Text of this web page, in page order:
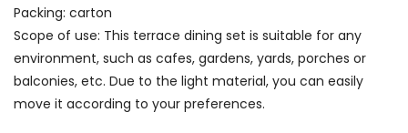
Packing: carton
Scope of use: This terrace dining set is suitable for any
environment, such as cafes, gardens, yards, porches or
balconies, etc. Due to the light material, you can easily
move it according to your preferences.